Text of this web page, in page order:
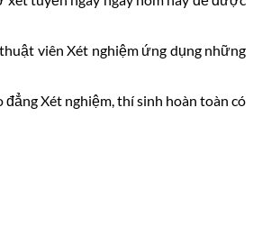
viên Xét nghiệm ứng dụng những
đẳng Xét nghiệm, thí sinh hoàn toàn có